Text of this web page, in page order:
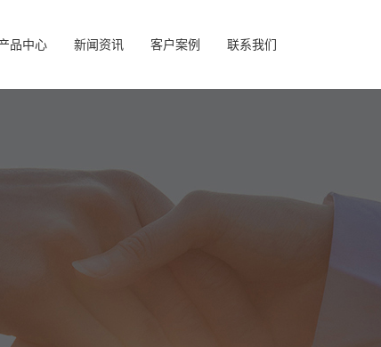
品中心 新闻资讯 客户案例 联系我们